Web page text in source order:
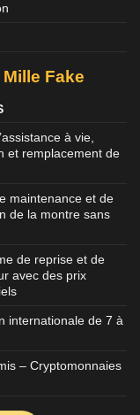
Fake
à vie,
et remplacement de
maintenance et de
de la montre sans
de reprise et de
avec des prix
internationale de 7 à
– Cryptomonnaies